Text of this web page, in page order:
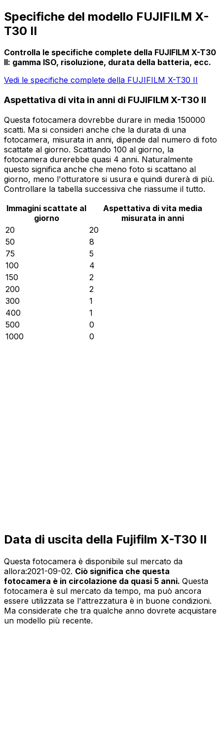
Specifiche del modello FUJIFILM X-
T30 II
Controlla le specifiche complete della FUJIFILM X-T30
II: gamma ISO, risoluzione, durata della batteria, ecc.
Vedi le specifiche complete della FUJIFILM X-T30 II
Aspettativa di vita in anni di FUJIFILM X-T30 II
Questa fotocamera dovrebbe durare in media 150000
scatti. Ma si consideri anche che la durata di una
fotocamera, misurata in anni, dipende dal numero di foto
scattate al giorno. Scattando 100 al giorno, la
fotocamera durerebbe quasi 4 anni. Naturalmente
questo significa anche che meno foto si scattano al
giorno, meno l'otturatore si usura e quindi durerà di più.
Controllare la tabella successiva che riassume il tutto.
Immagini scattate al
giorno
Aspettativa di vita media
misurata in anni
20
20
50
8
75
5
100
4
150
2
200
2
300
1
400
1
500
0
1000
0
Data di uscita della Fujifilm X-T30 II
Questa fotocamera è disponibile sul mercato da
allora:2021-09-02. Ciò significa che questa
fotocamera è in circolazione da quasi 5 anni. Questa
fotocamera è sul mercato da tempo, ma può ancora
essere utilizzata se l'attrezzatura è in buone condizioni.
Ma considerate che tra qualche anno dovrete acquistare
un modello più recente.